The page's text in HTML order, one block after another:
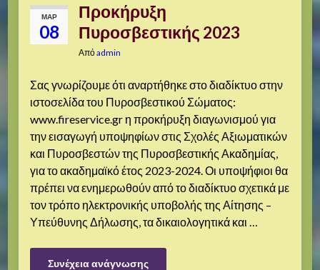
ΜΑΡ
08
Προκήρυξη
Πυροσβεστικής 2023
Απόadmin
Σας γνωρίζουμε ότι αναρτήθηκε στο διαδίκτυο στην
ιστοσελίδα του Πυροσβεστικού Σώματος:
www.fireservice.gr η προκήρυξη διαγωνισμού για
την εισαγωγή υποψηφίων στις Σχολές Αξιωματικών
και Πυροσβεστών της Πυροσβεστικής Ακαδημίας,
για το ακαδημαϊκό έτος 2023-2024. Οι υποψήφιοι θα
πρέπει να ενημερωθούν από το διαδίκτυο σχετικά με
τον τρόπο ηλεκτρονικής υποβολής της Αίτησης –
Υπεύθυνης Δήλωσης, τα δικαιολογητικά και …
Συνέχεια ανάγνωσης